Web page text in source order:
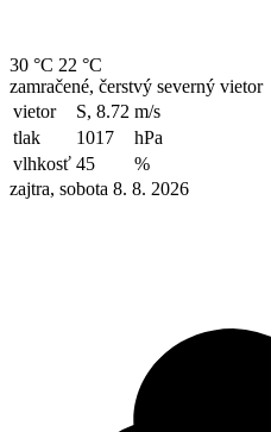
30 °C 22 °C
zamračené, čerstvý severný vietor
vietor
S, 8.72 m/s
tlak
1017
hPa
vlhkosť 45
%
zajtra, sobota 8. 8. 2026